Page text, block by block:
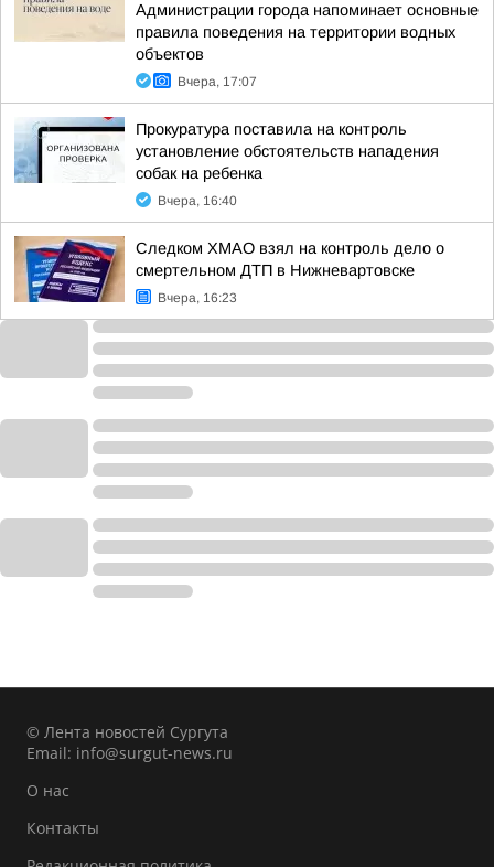
Администрации города напоминает основные
правила поведения на территории водных
объектов
Вчера, 17:07
Прокуратура поставила на контроль
установление обстоятельств нападения
собак на ребенка
Вчера, 16:40
Следком ХМАО взял на контроль дело о
смертельном ДТП в Нижневартовске
Вчера, 16:23
© Лента новостей Сургута
Email: info@surgut-news.ru
О нас
Контакты